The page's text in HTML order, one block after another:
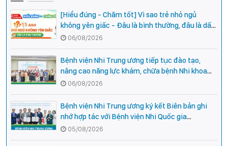
[Hiểu đúng - Chăm tốt] Vì sao trẻ nhỏ ngủ
không yên giấc - Đâu là bình thường, đâu là dấu
hiệu cần đi khám ngay?
06/08/2026
Bệnh viện Nhi Trung ương tiếp tục đào tạo,
nâng cao năng lực khám, chữa bệnh Nhi khoa
cho cán bộ y tế tại các tỉnh miền núi phía Bắc
06/08/2026
Bệnh viện Nhi Trung ương ký kết Biên bản ghi
nhớ hợp tác với Bệnh viện Nhi Quốc gia
Campuchia
05/08/2026